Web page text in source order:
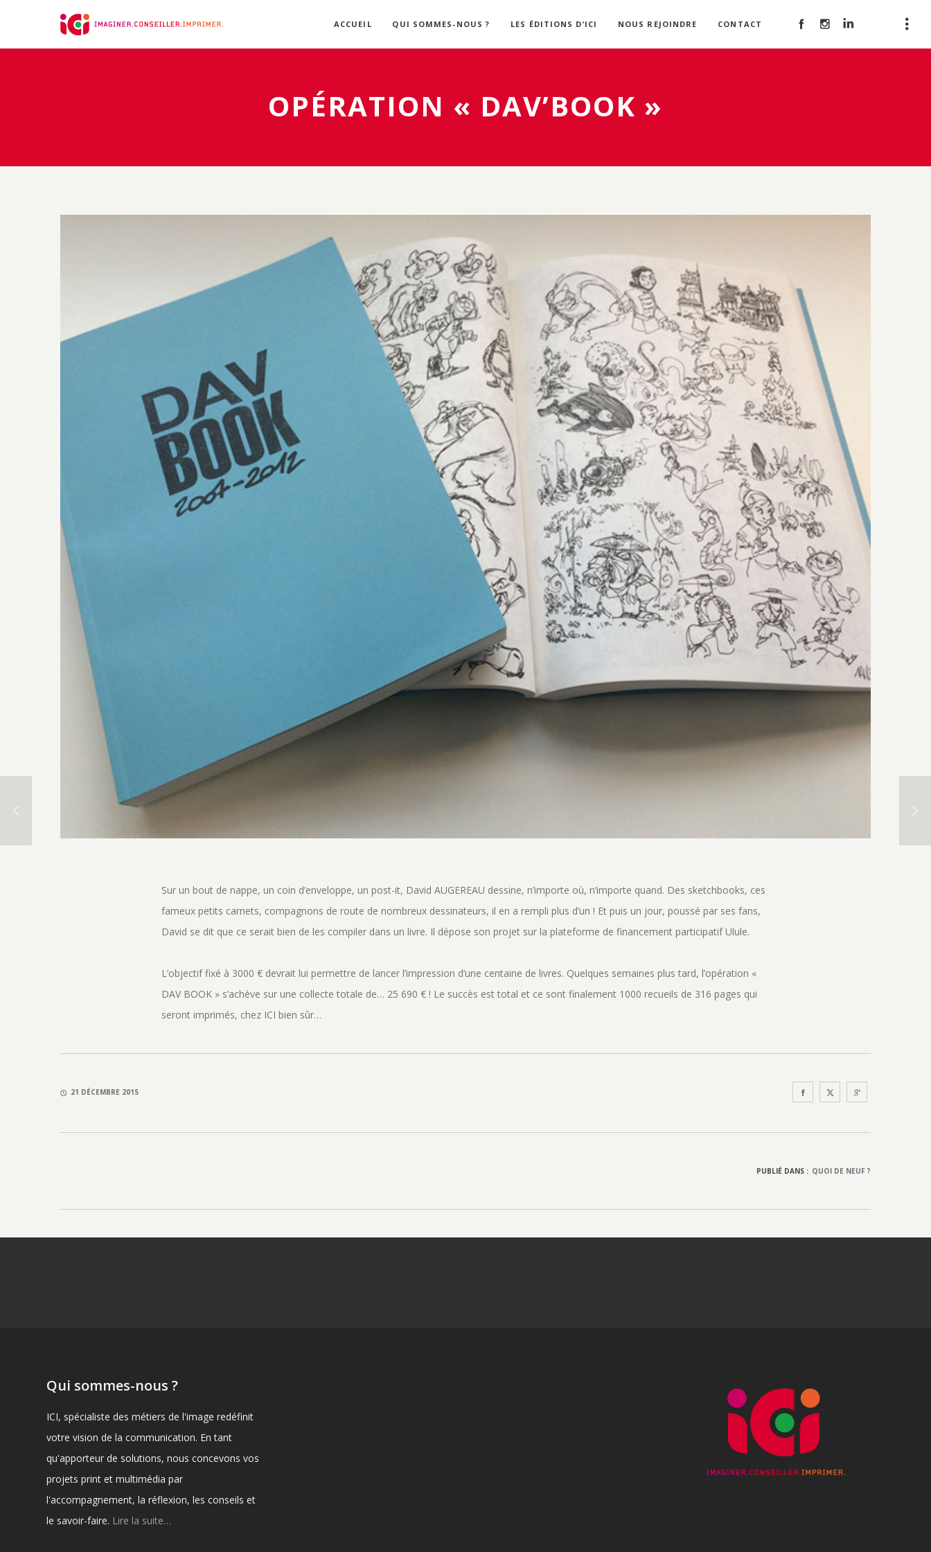
ACCUEIL QUI SOMMES-NOUS ? LES ÉDITIONS D’ICI NOUS REJOINDRE CONTACT
OPÉRATION « DAV’BOOK »
Sur un bout de nappe, un coin d’enveloppe, un post-it, David AUGEREAU dessine, n’importe où, n’importe quand. Des sketchbooks, ces
fameux petits carnets, compagnons de route de nombreux dessinateurs, il en a rempli plus d’un ! Et puis un jour, poussé par ses fans,
David se dit que ce serait bien de les compiler dans un livre. Il dépose son projet sur la plateforme de financement participatif Ulule.
L’objectif fixé à 3000 € devrait lui permettre de lancer l’impression d’une centaine de livres. Quelques semaines plus tard, l’opération «
DAV BOOK » s’achève sur une collecte totale de… 25 690 € ! Le succès est total et ce sont finalement 1000 recueils de 316 pages qui
seront imprimés, chez ICI bien sûr…
21 DÉCEMBRE 2015
PUBLIÉ DANS : QUOI DE NEUF ?
Qui sommes-nous ?
ICI, spécialiste des métiers de l'image redéfinit
votre vision de la communication. En tant
qu'apporteur de solutions, nous concevons vos
projets print et multimédia par
l'accompagnement, la réflexion, les conseils et
le savoir-faire. Lire la suite…